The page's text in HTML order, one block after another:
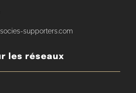
supporters.com
les réseaux